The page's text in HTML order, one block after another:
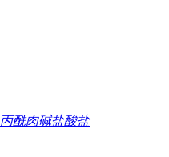
丙酰肉碱盐酸盐